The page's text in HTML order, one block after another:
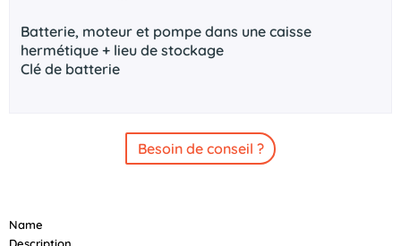
Batterie, moteur et pompe dans une caisse
hermétique + lieu de stockage
Clé de batterie
Besoin de conseil ?
Name
de